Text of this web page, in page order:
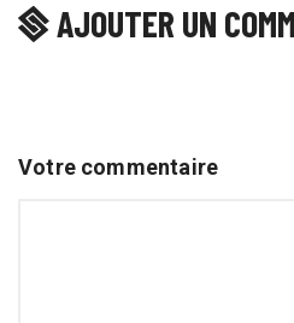
AJOUTER UN
Votre commentaire